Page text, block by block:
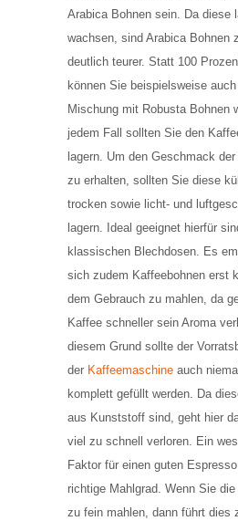
Arabica Bohnen sein. Da diese
wachsen, sind Arabica Bohnen
deutlich teurer. Statt 100
können Sie beispielsweise
Mischung mit Robusta Bohnen
jedem Fall sollten Sie den
lagern. Um den Geschmack
zu erhalten, sollten Sie diese
trocken sowie licht- und
lagern. Ideal geeignet hierfür
klassischen Blechdosen. Es
sich zudem Kaffeebohnen erst
dem Gebrauch zu mahlen, da
Kaffee schneller sein Aroma
diesem Grund sollte der
der Kaffeemaschine auch
komplett gefüllt werden. Da
aus Kunststoff sind, geht hier
viel zu schnell verloren. Ein
Faktor für einen guten
richtige Mahlgrad. Wenn Sie
zu fein mahlen, dann führt dies